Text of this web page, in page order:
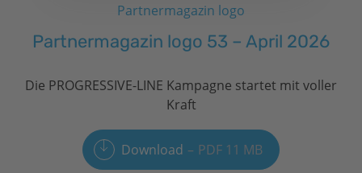
Partnermagazin logo
Partnermagazin logo 53 – April 2026
Die PROGRESSIVE-LINE Kampagne startet mit voller
Kraft
Download PDF 11 MB